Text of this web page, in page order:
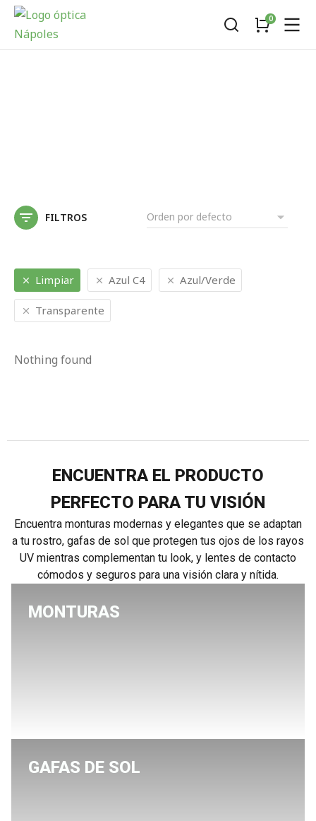
FILTROS
Limpiar Azul C4 Azul/Verde
Transparente
Nothing found
ENCUENTRA EL PRODUCTO
PERFECTO PARA TU VISIÓN
Encuentra monturas modernas y elegantes que se adaptan
a tu rostro, gafas de sol que protegen tus ojos de los rayos
UV mientras complementan tu look, y lentes de contacto
cómodos y seguros para una visión clara y nítida.
MONTURAS
GAFAS DE SOL